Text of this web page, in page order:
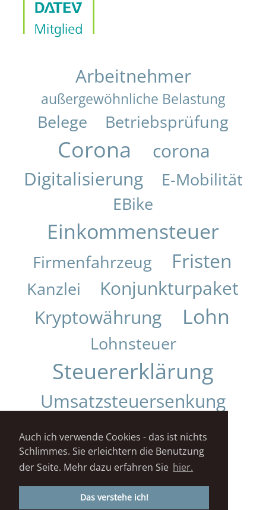
Auch ich verwende Cookies - das ist nichts
Schlimmes. Sie erleichtern die Benutzung
der Seite. Mehr dazu erfahren Sie hier.
Das verstehe ich!
Arbeitnehmer
außergewöhnliche Belastung
Belege Betriebsprüfung
Corona
corona
Digitalisierung
E-Mobilität
EBike
Einkommensteuer
Firmenfahrzeug Fristen
Kanzlei
Konjunkturpaket
Kryptowährung
Lohn
Lohnsteuer
Steuererklärung
Umsatzsteuersenkung
Urteil
Impressum
Datenschutz
STEUERKANZLEI DANIELA KUNZ© 2018